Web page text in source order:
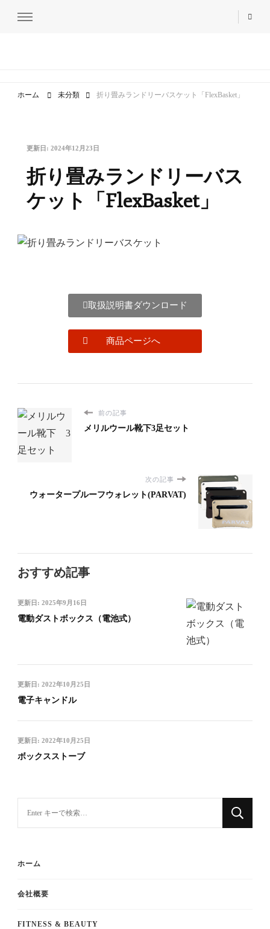
ホーム 未分類 折り畳みランドリーバスケット「FlexBasket」
更新日: 2024年12月23日
折り畳みランドリーバス
ケット「FlexBasket」
取扱説明書ダウンロード
商品ページへ
前の記事
メリルウール靴下3足セット
次の記事
ウォータープルーフウォレット(PARVAT)
おすすめ記事
更新日: 2025年9月16日
電動ダストボックス（電池式）
更新日: 2022年10月25日
電子キャンドル
更新日: 2022年10月25日
ボックスストーブ
ホーム
会社概要
FITNESS & BEAUTY